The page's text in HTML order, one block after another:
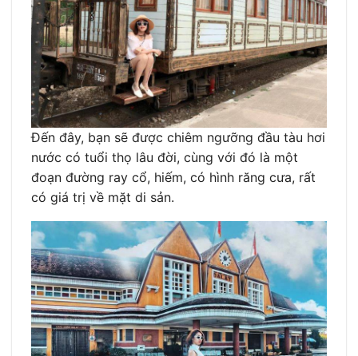
Đến đây, bạn sẽ được chiêm ngưỡng đầu tàu hơi
nước có tuổi thọ lâu đời, cùng với đó là một
đoạn đường ray cổ, hiếm, có hình răng cưa, rất
có giá trị về mặt di sản.